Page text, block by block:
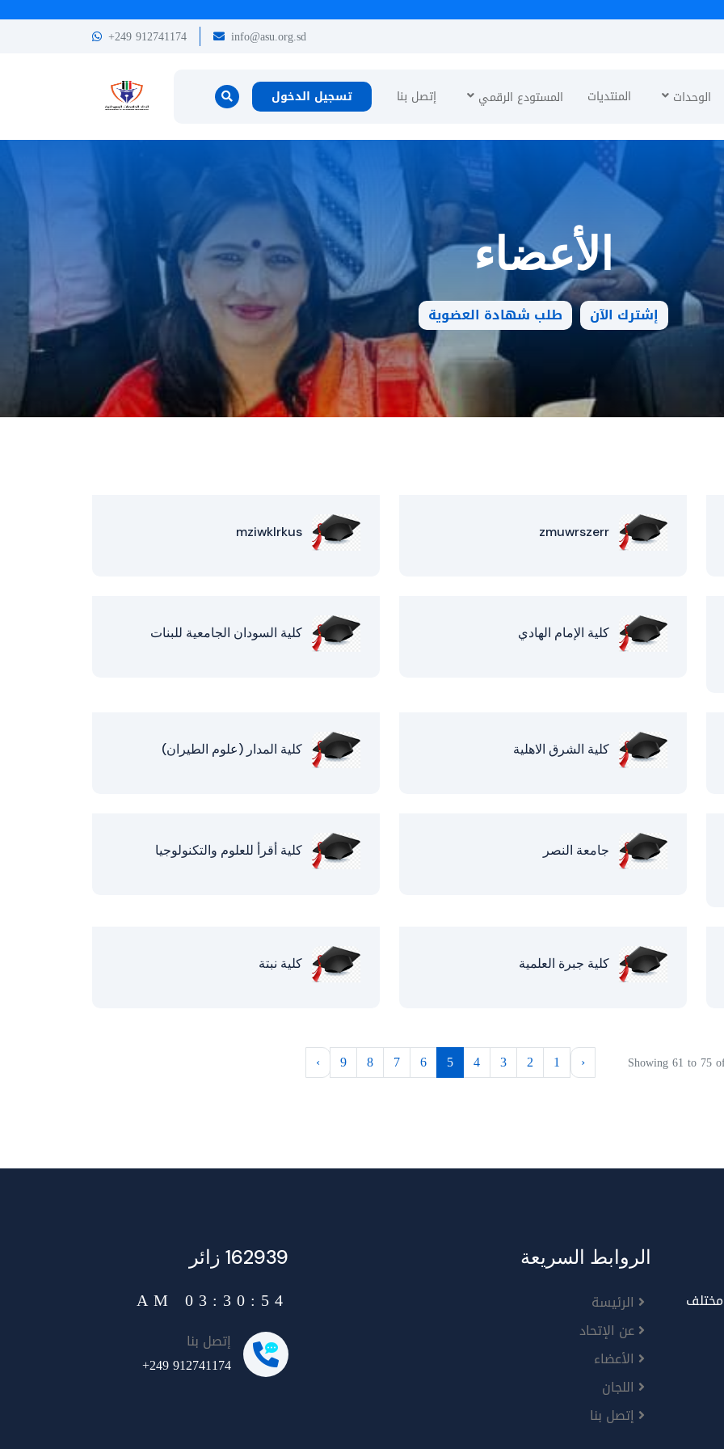
+249 912741174 info@asu.org.sd
الوحدات المنتديات المستودع الرقمي إتصل بنا تسجيل الدخول
الأعضاء
طلب شهادة العضوية إشترك الآن
كلية الإمام الهادي كلية السودان الجامعية للبنات
كلية الشرق الاهلية كلية المدار (علوم الطيران)
جامعة النصر كلية أقرأ للعلوم والتكنولوجيا
كلية جبرة العلمية كلية نبتة
Showing61 to 75
‹
1
2
3
4
5
6
7
8
9
›
الروابط السريعة
الرئيسة
عن الإتحاد
الأعضاء
اللجان
إتصل بنا
162939 زائر
03:30:54 AM
إتصل بنا
+249 912741174